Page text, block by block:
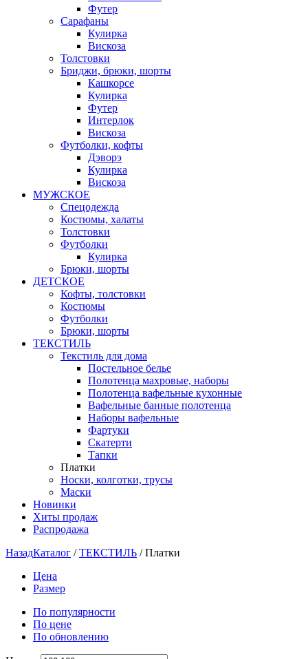
Футер
Сарафаны
Кулирка
Вискоза
Толстовки
Бриджи, брюки, шорты
Кашкорсе
Кулирка
Футер
Интерлок
Вискоза
Футболки, кофты
Дэворэ
Кулирка
Вискоза
МУЖСКОЕ
Спецодежда
Костюмы, халаты
Толстовки
Футболки
Кулирка
Брюки, шорты
ДЕТСКОЕ
Кофты, толстовки
Костюмы
Футболки
Брюки, шорты
ТЕКСТИЛЬ
Текстиль для дома
Постельное белье
Полотенца махровые, наборы
Полотенца вафельные кухонные
Вафельные банные полотенца
Наборы вафельные
Фартуки
Скатерти
Тапки
Платки
Носки, колготки, трусы
Маски
Новинки
Хиты продаж
Распродажа
НазадКаталог /ТЕКСТИЛЬ /Платки
Цена
Размер
По популярности
По цене
По обновлению